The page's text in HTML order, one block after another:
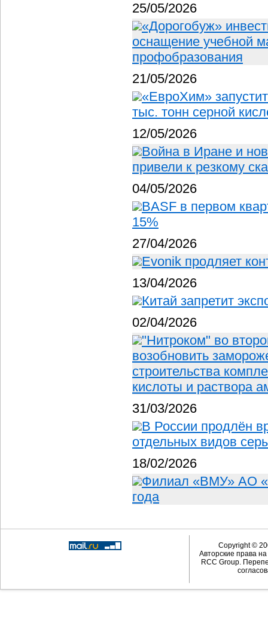
25/05/2026
«Дорогобуж»
оснащение учебной
профобразования
21/05/2026
«ЕвроХим»
тыс. тонн серной
12/05/2026
Война в Иране и
привели к резкому
04/05/2026
BASF в первом
15%
27/04/2026
Evonik продляет
13/04/2026
Китай запретит
02/04/2026
"Нитроком" во
возобновить
строительства
кислоты и раствора
31/03/2026
В России продлён
отдельных видов
18/02/2026
Филиал «ВМУ» АО
года
Copyright ©
Авторские права
RCC Group.